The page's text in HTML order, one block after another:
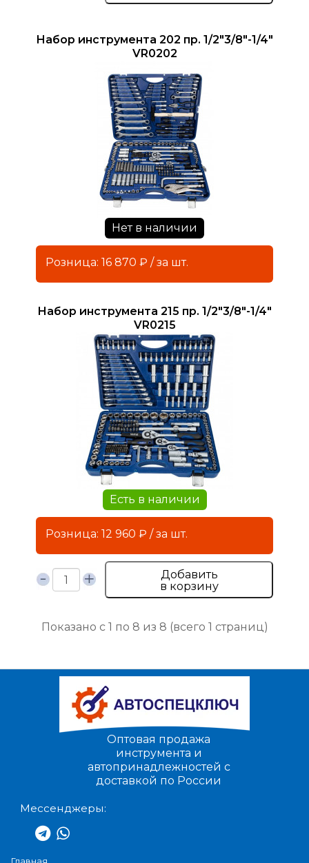
Набор инструмента 202 пр. 1/2"3/8"-1/4"
VR0202
Нет в наличии
Розница: 16 870 ₽ / за шт.
Набор инструмента 215 пр. 1/2"3/8"-1/4"
VR0215
Есть в наличии
Розница: 12 960 ₽ / за шт.
Добавить
в корзину
Показано с 1 по 8 из 8 (всего 1 страниц)
Оптовая продажа
инструмента и
автопринадлежностей с
доставкой по России
Мессенджеры: